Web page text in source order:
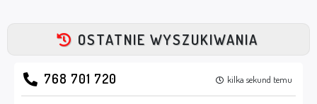
OSTATNIE WYSZUKIWANIA
768 701 720 kilka sekund temu